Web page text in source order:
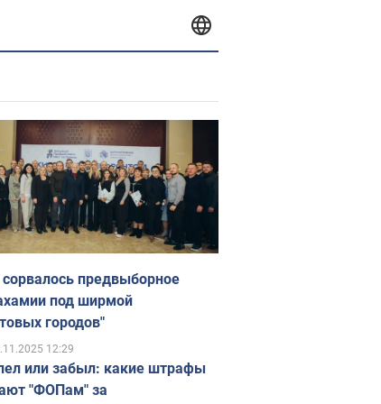
предвыборное
под ширмой
городов"
12:29
или забыл: какие штрафы
"ФОПам" за